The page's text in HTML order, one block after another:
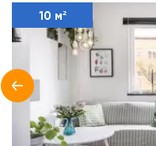
10 м²